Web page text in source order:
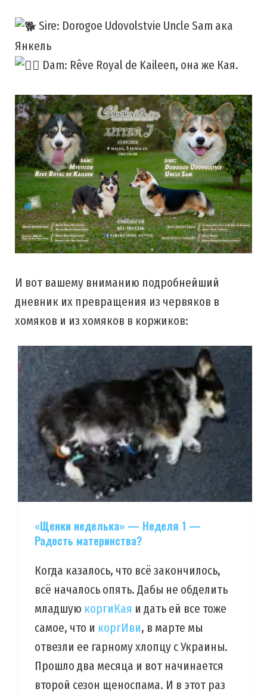
Sire: Dorogoe Udovolstvie Uncle Sam ака
Янкель
Dam: Rêve Royal de Kaileen, она же Кая.
И вот вашему вниманию подробнейший
дневник их превращения из червяков в
хомяков и из хомяков в коржиков:
«Щенки неделька» — Неделя 1 —
Радость материнства?
Когда казалось, что всё закончилось,
всё началось опять. Дабы не обделить
младшую коргиКая и дать ей все тоже
самое, что и коргИви, в марте мы
отвезли ее гарному хлопцу с Украины.
Прошло два месяца и вот начинается
второй сезон щеноспама. И в этот раз